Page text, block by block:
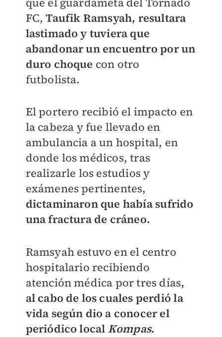
FC,Taufik Ramsyah, resultara
lastimado y tuviera que
abandonar un encuentro por un
duro choque con otro
futbolista.
El portero recibió el impacto en
la cabeza y fue llevado en
ambulancia a un hospital, en
donde los médicos, tras
realizarle los estudios y
exámenes pertinentes,
dictaminaron que había sufrido
una fractura de cráneo.
Ramsyah estuvo en el centro
hospitalario recibiendo
atención médica por tres días,
al cabo de los cuales perdió la
vida según dio a conocer el
periódico local Kompas.